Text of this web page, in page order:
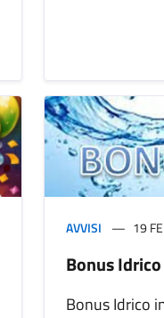
AVVISI 19
Bonus
Bonus Idrico